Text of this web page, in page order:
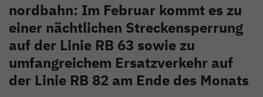
nordbahn: Im Februar kommt es zu
einer nächtlichen Streckensperrung
auf der Linie RB 63 sowie zu
umfangreichem Ersatzverkehr auf
der Linie RB 82 am Ende des Monats